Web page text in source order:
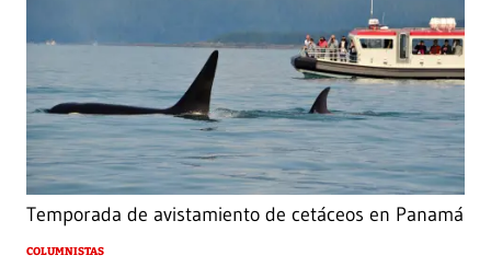
Temporada de avistamiento de cetáceos en Panamá
COLUMNISTAS